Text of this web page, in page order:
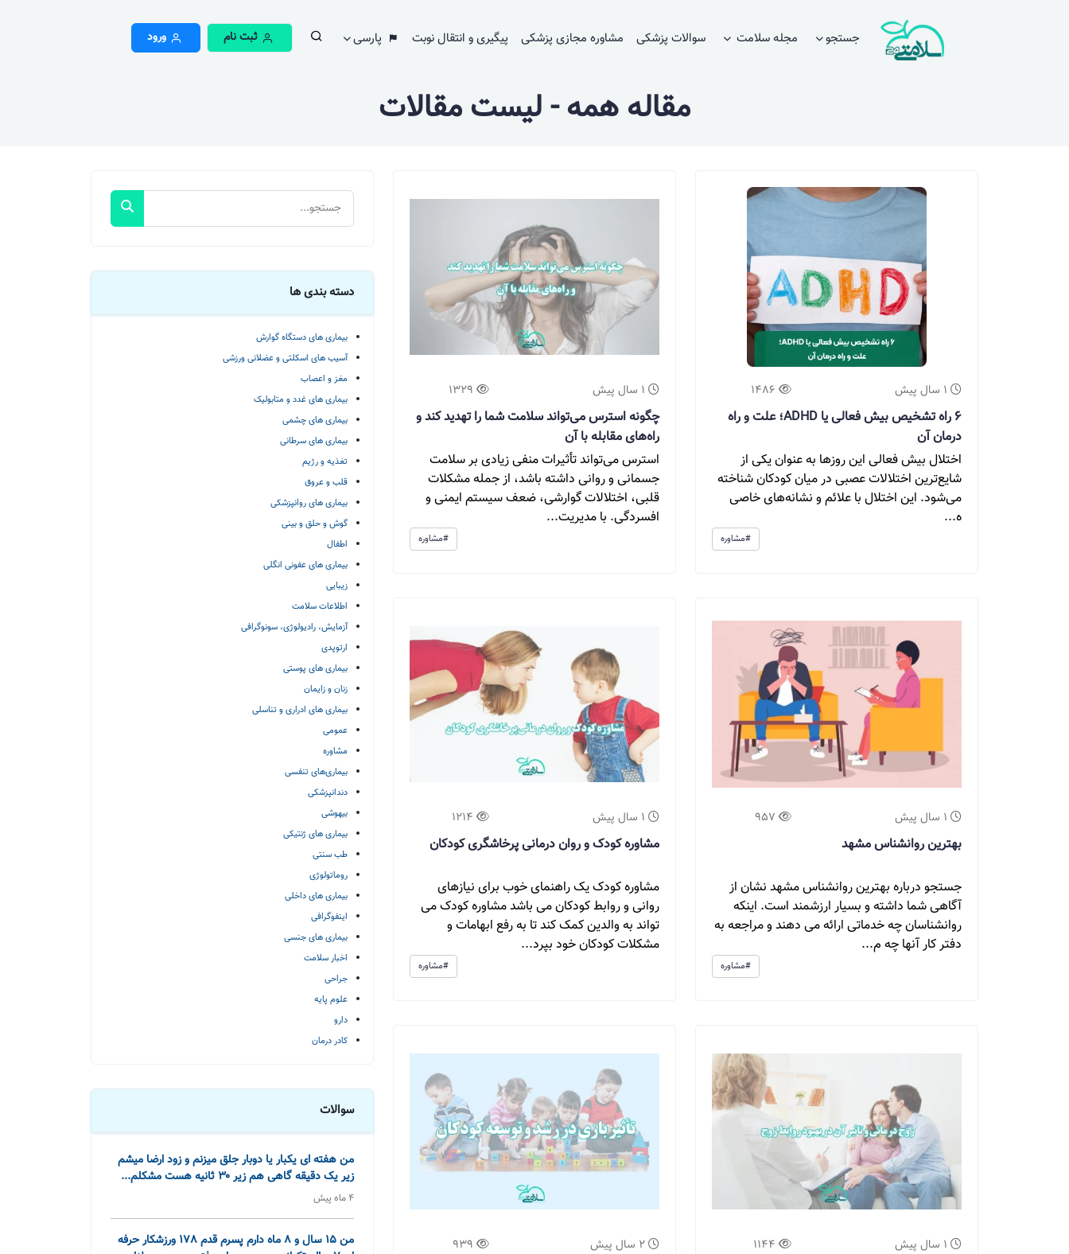
جستجو مجله سلامت سوالات پزشکی مشاوره مجازی پزشکی پیگیری و انتقال نوبت پارسی ثبت نام ورود
مقاله همه - لیست مقالات
1 سال پیش 1486
6 راه تشخیص بیش فعالی یا ADHD؛ علت و راه
درمان آن
اختلال بیش فعالی این روزها به عنوان یکی از
شایع‌ترین اختلالات عصبی در میان کودکان شناخته
می‌شود. این اختلال با علائم و نشانه‌های خاصی
ه...
#مشاوره
1 سال پیش 1329
چگونه استرس می‌تواند سلامت شما را تهدید کند و
راه‌های مقابله با آن
استرس می‌تواند تأثیرات منفی زیادی بر سلامت
جسمانی و روانی داشته باشد، از جمله مشکلات
قلبی، اختلالات گوارشی، ضعف سیستم ایمنی و
افسردگی. با مدیریت...
#مشاوره
1 سال پیش 957
بهترین روانشناس مشهد
جستجو درباره بهترین روانشناس مشهد نشان از
آگاهی شما داشته و بسیار ارزشمند است. اینکه
روانشناسان چه خدماتی ارائه می دهند و مراجعه به
دفتر کار آنها چه م...
#مشاوره
1 سال پیش 1214
مشاوره کودک و روان درمانی پرخاشگری کودکان
مشاوره کودک یک راهنمای خوب برای نیازهای
روانی و روابط کودکان می باشد مشاوره کودک می
تواند به والدین کمک کند تا به رفع ابهامات و
مشکلات کودکان خود بپرد...
#مشاوره
1 سال پیش 1144 2 سال پیش 939
دسته بندی ها
بیماری های دستگاه گوارش
آسیب های اسکلتی و عضلانی ورزشی
مغز و اعصاب
بیماری های غدد و متابولیک
بیماری های چشمی
بیماری های سرطانی
تغذیه و رژیم
قلب و عروق
بیماری های روانپزشکی
گوش و حلق و بینی
اطفال
بیماری های عفونی انگلی
زیبایی
اطلاعات سلامت
آزمایش، رادیولوژی، سونوگرافی
ارتوپدی
بیماری های پوستی
زنان و زایمان
بیماری های ادراری و تناسلی
عمومی
مشاوره
بیماری‌های تنفسی
دندانپزشکی
بیهوشی
بیماری های ژنتیکی
طب سنتی
روماتولوژی
بیماری های داخلی
اینفوگرافی
بیماری های جنسی
اخبار سلامت
جراحی
علوم پایه
دارو
کادر درمان
سوالات
من هفته ای یکبار یا دوبار جلق میزنم و زود ارضا میشم
زیر یک دقیقه گاهی هم زیر ۳۰ ثانیه هست مشکلم...
4 ماه پیش
من 15 سال و 8 ماه دارم پسرم قدم 178 ورزشکار حرفه